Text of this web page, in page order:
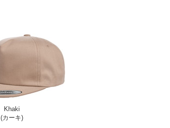
Khaki
(カーキ)